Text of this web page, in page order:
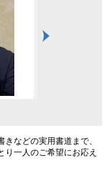
などの実用書道まで、
り一人のご希望にお応え